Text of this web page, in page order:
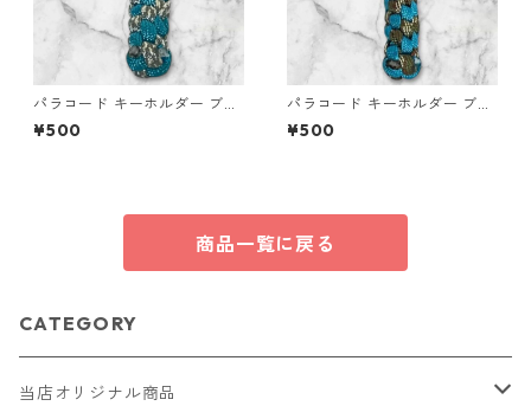
パラコード キーホルダー ブル
ー グレー 編み込み s20
¥500
パラコード キーホルダー ブル
ー ブラック 編み込み s16
¥500
商品一覧に戻る
CATEGORY
当店オリジナル商品